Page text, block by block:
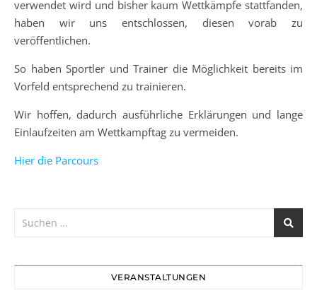
verwendet wird und bisher kaum Wettkämpfe stattfanden,
haben wir uns entschlossen, diesen vorab zu
veröffentlichen.
So haben Sportler und Trainer die Möglichkeit bereits im
Vorfeld entsprechend zu trainieren.
Wir hoffen, dadurch ausführliche Erklärungen und lange
Einlaufzeiten am Wettkampftag zu vermeiden.
Hier die Parcours
VERANSTALTUNGEN